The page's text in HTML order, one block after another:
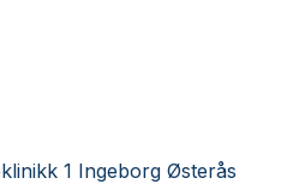
1 Ingeborg Østerås